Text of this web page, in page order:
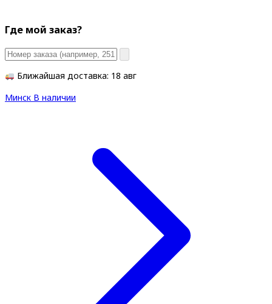
Где мой заказ?
Ближайшая доставка: 18 авг
Минск В наличии